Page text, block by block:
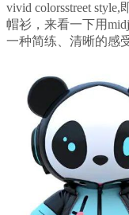
vivid colorsstreet
帽衫，来看一下用
一种简练、清晰的感